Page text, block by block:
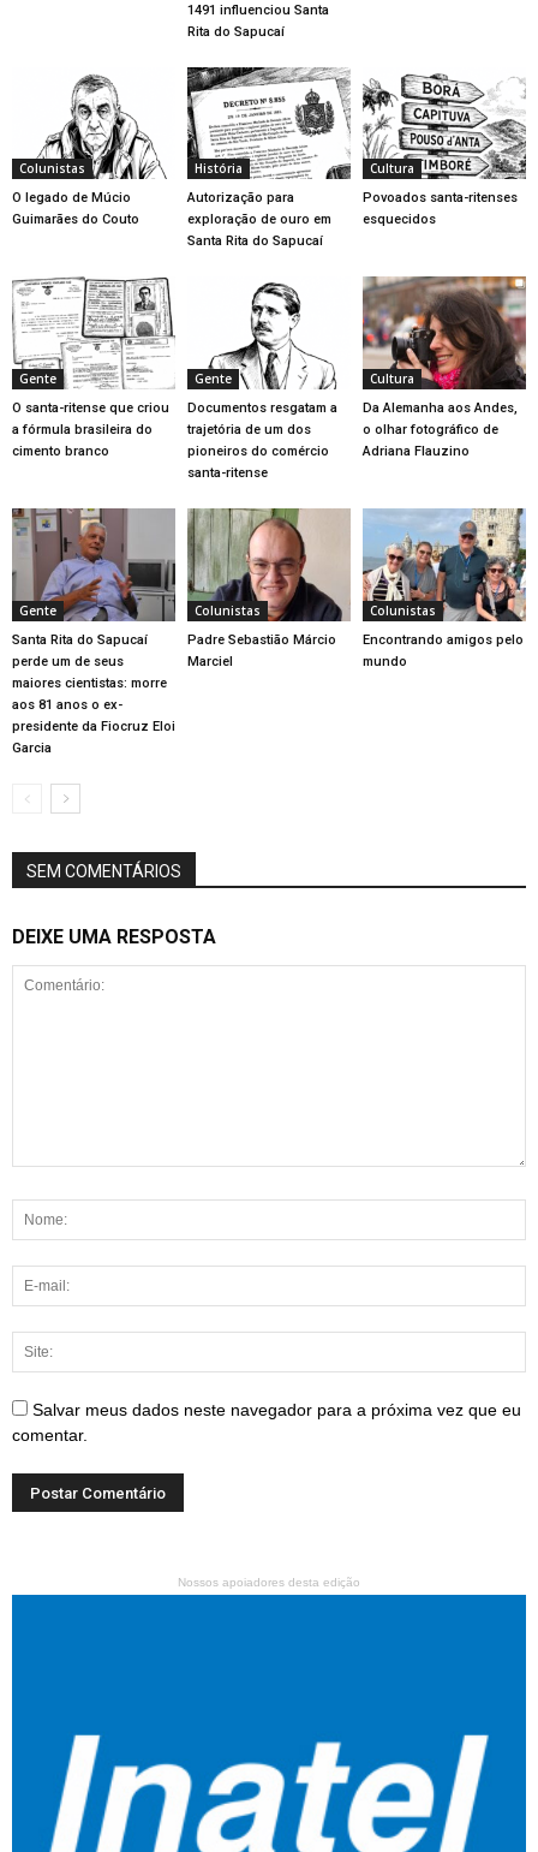
1491 influenciou Santa
Rita do Sapucaí
Colunistas
O legado de Múcio
Guimarães do Couto
História
Autorização para
exploração de ouro em
Santa Rita do Sapucaí
Cultura
Povoados santa-ritenses
esquecidos
Gente
O santa-ritense que criou
a fórmula brasileira do
cimento branco
Gente
Documentos resgatam a
trajetória de um dos
pioneiros do comércio
santa-ritense
Cultura
Da Alemanha aos Andes,
o olhar fotográfico de
Adriana Flauzino
Gente
Santa Rita do Sapucaí
perde um de seus
maiores cientistas: morre
aos 81 anos o ex-
presidente da Fiocruz Eloi
Garcia
Colunistas
Padre Sebastião Márcio
Marciel
Colunistas
Encontrando amigos pelo
mundo
SEM COMENTÁRIOS
DEIXE UMA RESPOSTA
Salvar meus dados neste navegador para a próxima vez que eu
comentar.
Nossos apoiadores desta edição